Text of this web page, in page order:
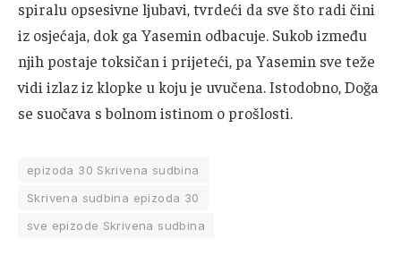
spiralu opsesivne ljubavi, tvrdeći da sve što radi čini
iz osjećaja, dok ga Yasemin odbacuje. Sukob između
njih postaje toksičan i prijeteći, pa Yasemin sve teže
vidi izlaz iz klopke u koju je uvučena. Istodobno, Doğa
se suočava s bolnom istinom o prošlosti.
epizoda 30 Skrivena sudbina
Skrivena sudbina epizoda 30
sve epizode Skrivena sudbina